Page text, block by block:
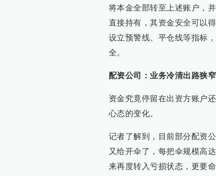
将本金全部转至上述账户，
直接持有，其资金安全可以
设立预警线、平仓线等指标
全。
配资公司：业务冷清出路狭窄
资金究竟停留在出资方账户
心态的变化。
记者了解到，目前部分配资
又给开伞了，每把伞规模高
来再度转入亏损状态，更要